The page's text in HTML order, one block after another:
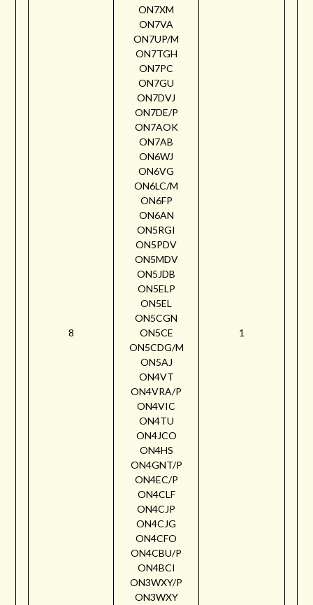
8
ON7XM
ON7VA
ON7UP/M
ON7TGH
ON7PC
ON7GU
ON7DVJ
ON7DE/P
ON7AOK
ON7AB
ON6WJ
ON6VG
ON6LC/M
ON6FP
ON6AN
ON5RGI
ON5PDV
ON5MDV
ON5JDB
ON5ELP
ON5EL
ON5CGN
ON5CE
ON5CDG/M
ON5AJ
ON4VT
ON4VRA/P
ON4VIC
ON4TU
ON4JCO
ON4HS
ON4GNT/P
ON4EC/P
ON4CLF
ON4CJP
ON4CJG
ON4CFO
ON4CBU/P
ON4BCI
ON3WXY/P
ON3WXY
1